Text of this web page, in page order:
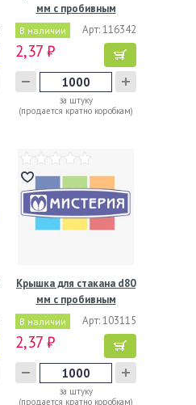
мм с пробивным
слотом…
В наличии Арт: 116342
2,37 ₽
за штуку
(продается кратно коробкам)
Крышка для стакана d80
мм с пробивным
слотом…
В наличии Арт: 103115
2,37 ₽
за штуку
(продается кратно коробкам)